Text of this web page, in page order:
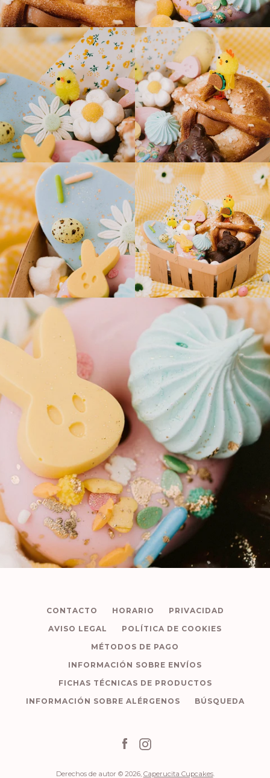
CONTACTO HORARIO
PRIVACIDAD
AVISO LEGAL
POLÍTICA DE COOKIES
MÉTODOS DE PAGO
INFORMACIÓN SOBRE ENVÍOS
FICHAS TÉCNICAS DE PRODUCTOS
INFORMACIÓN SOBRE ALÉRGENOS
BÚSQUEDA
Facebook
Derechos de autor © 2026, Caperucita Cupcakes.